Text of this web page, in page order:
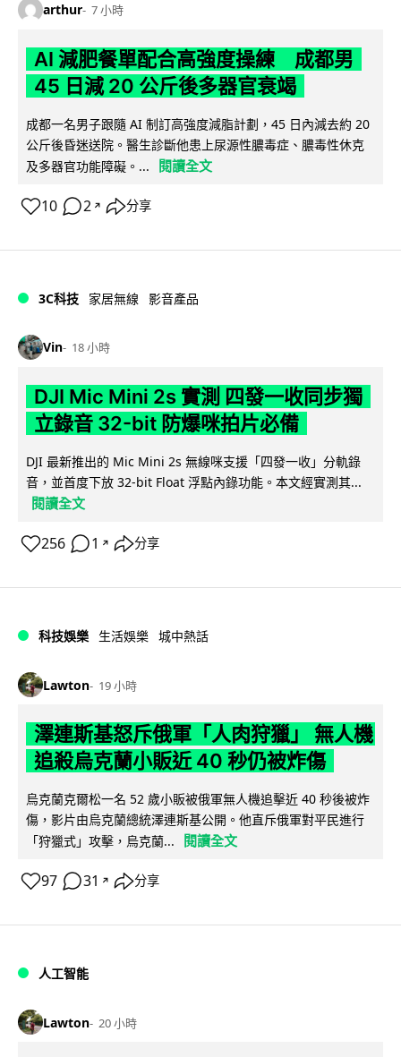
arthur 7 小時
AI 減肥餐單配合高強度操練 成都男
45 日減 20 公斤後多器官衰竭
成都一名男子跟隨 AI 制訂高強度減脂計劃，45 日內減去約 20
公斤後昏迷送院。醫生診斷他患上尿源性膿毒症、膿毒性休克
及多器官功能障礙。...
閱讀全文
10 2 ↗ 分享
3C科技 家居無線 影音產品
Vin 18 小時
DJI Mic Mini 2s 實測 四發一收同步獨
立錄音 32-bit 防爆咪拍片必備
DJI 最新推出的 Mic Mini 2s 無線咪支援「四發一收」分軌錄
音，並首度下放 32-bit Float 浮點內錄功能。本文經實測其...
閱讀全文
256 1 ↗ 分享
科技娛樂 生活娛樂 城中熱話
Lawton 19 小時
澤連斯基怒斥俄軍「人肉狩獵」 無人機
追殺烏克蘭小販近 40 秒仍被炸傷
烏克蘭克爾松一名 52 歲小販被俄軍無人機追擊近 40 秒後被炸
傷，影片由烏克蘭總統澤連斯基公開。他直斥俄軍對平民進行
「狩獵式」攻擊，烏克蘭...
閱讀全文
97 31 ↗ 分享
人工智能
Lawton 20 小時